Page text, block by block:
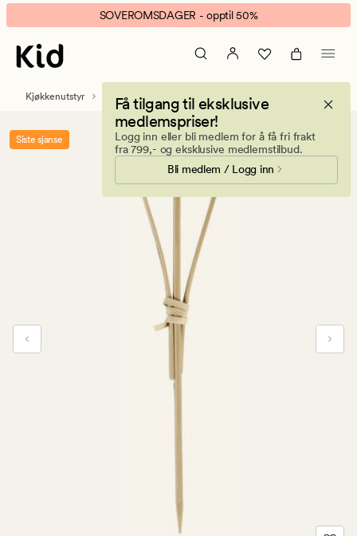
Heart
cocktailpinne
natur
banner.
Klikk
ESCAPE
pause.
SOVEROMSDAGER - opptil 50%
Få tilgang til eksklusive
medlemspriser!
Logg inn eller bli medlem for å få fri frakt
fra 799,- og eksklusive medlemstilbud.
Bli medlem / Logg inn
Kjøkkenutstyr Bestikk og kjøkkenredskap
Siste sjanse